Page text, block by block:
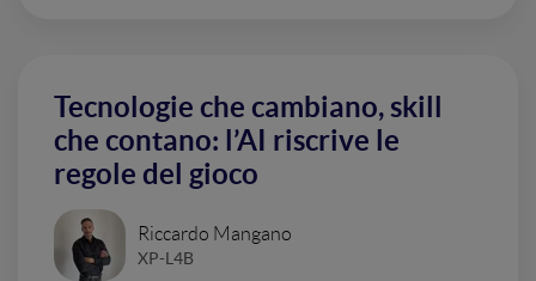
Tecnologie che cambiano, skill
che contano: l’AI riscrive le
regole del gioco
Riccardo Mangano
XP-L4B